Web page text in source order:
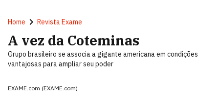
Home Revista Exame
A vez da Coteminas
Grupo brasileiro se associa a gigante americana em condições
vantajosas para ampliar seu poder
EXAME.com (EXAME.com)